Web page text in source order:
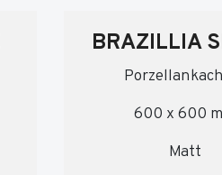
BRAZILLIA
600 x 600
Matt